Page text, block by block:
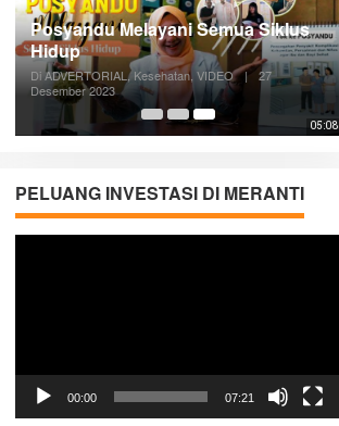
05:08
Posyandu Melayani Semua Siklus
Hidup
Di ADVERTORIAL, Kesehatan, VIDEO |
27
Desember 2023
PELUANG INVESTASI DI MERANTI
00:00 07:21